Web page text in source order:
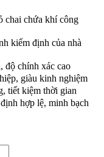
chai chứa khí công
kiểm định của nhà
độ chính xác cao
giàu kinh nghiệm
tiết kiệm thời gian
hợp lệ, minh bạch